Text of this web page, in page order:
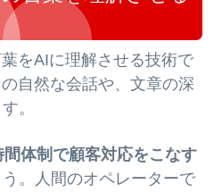
をAIに理解させる技術で
自然な会話や、文章の深
。
間体制で顧客対応をこなす
。人間のオペレーターで